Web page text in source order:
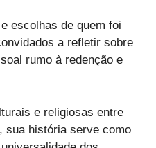
escolhas de quem foi
a refletir sobre
rumo à redenção e
e religiosas entre
sua história serve como